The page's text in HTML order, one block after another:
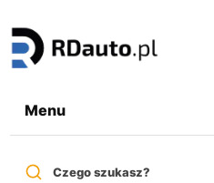
Menu
Czego szukasz?